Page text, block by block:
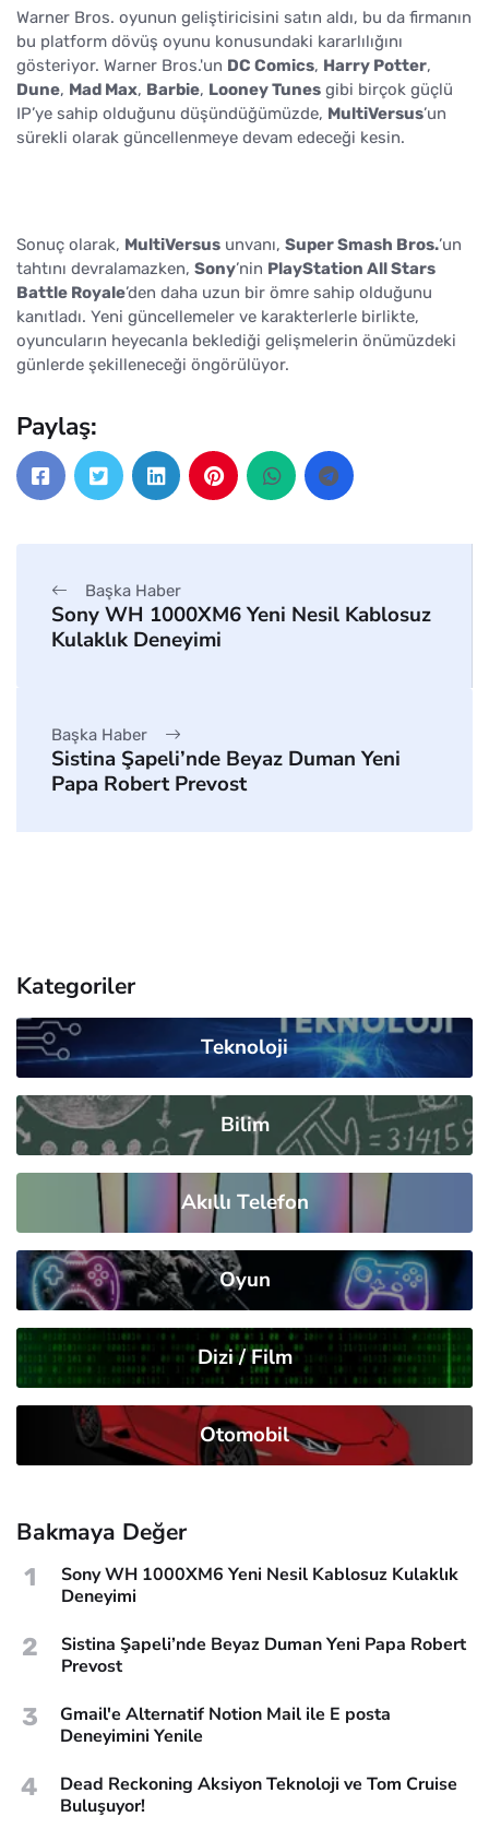
Warner Bros. oyunun geliştiricisini satın aldı, bu da firmanın
bu platform dövüş oyunu konusundaki kararlılığını
gösteriyor. Warner Bros.'un DC Comics, Harry Potter,
Dune, Mad Max, Barbie, Looney Tunes gibi birçok güçlü
IP’ye sahip olduğunu düşündüğümüzde, MultiVersus’un
sürekli olarak güncellenmeye devam edeceği kesin.
Sonuç olarak, MultiVersus unvanı, Super Smash Bros.’un
tahtını devralamazken, Sony’nin PlayStation All Stars
Battle Royale’den daha uzun bir ömre sahip olduğunu
kanıtladı. Yeni güncellemeler ve karakterlerle birlikte,
oyuncuların heyecanla beklediği gelişmelerin önümüzdeki
günlerde şekilleneceği öngörülüyor.
Paylaş:
Başka Haber
Sony WH 1000XM6 Yeni Nesil Kablosuz
Kulaklık Deneyimi
Başka Haber
Sistina Şapeli’nde Beyaz Duman Yeni
Papa Robert Prevost
Kategoriler
Teknoloji
Bilim
Akıllı Telefon
Oyun
Dizi / Film
Otomobil
Bakmaya Değer
1
Sony WH 1000XM6 Yeni Nesil Kablosuz Kulaklık
Deneyimi
2
Sistina Şapeli’nde Beyaz Duman Yeni Papa Robert
Prevost
3
Gmail'e Alternatif Notion Mail ile E posta
Deneyimini Yenile
4
Dead Reckoning Aksiyon Teknoloji ve Tom Cruise
Buluşuyor!